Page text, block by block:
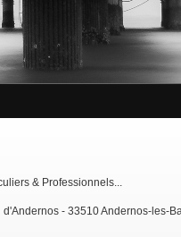
& Professionnels...
- 33510 Andernos-les-